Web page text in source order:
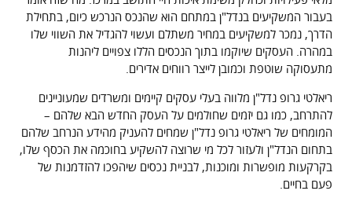
בעבור המשקיעים בנדל"ן במתחם הוא שהנכס הנרכש כיום, בתחילת
הדרך, נמכר למשקיעים במחיר משתלם ועשוי להגדיל את השווי שלו
במהרה. העסקים שיוקמו בתוך הנכסים הללו צפויים ליהנות
מתעסוקה שוטפת וכמובן לייצר רווחים אדירים.
ריאלטי גרופ נדל"ן מלווה בעלי עסקים קיימים ומשרדים שמעוניינים
להתרחב, כמו גם יזמים שחולמים על העסק החדש הבא שלהם –
המומחים של ריאלטי גרופ נדל"ן שמחים להעניק מהידע הנרחב שלהם
בתחום הנדל"ן ולעזור לכל מי שרוצה להשקיע בחוכמה את הכסף שלו,
בקרקעות מופשרות ומוכנות, לבניית נכסים שיהפכו להזדמנות של
פעם בחיים.